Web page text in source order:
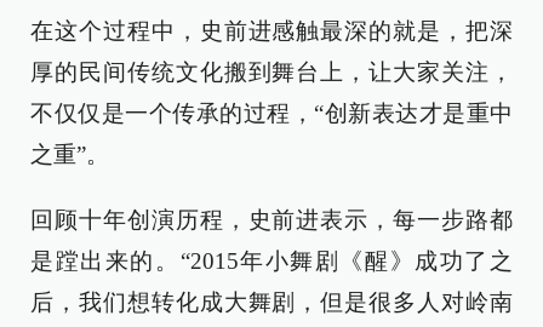
在这个过程中，史前进感触最深的就是，把深
厚的民间传统文化搬到舞台上，让大家关注，
不仅仅是一个传承的过程，“创新表达才是重中
之重”。
回顾十年创演历程，史前进表示，每一步路都
是蹚出来的。“2015年小舞剧《醒》成功了之
后，我们想转化成大舞剧，但是很多人对岭南